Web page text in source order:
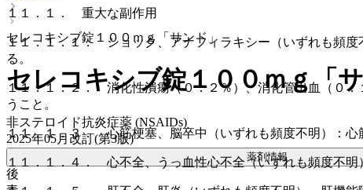
１１．１． 重大な副作用
１１．１．１． ショック、アナフィラキシー（いずれも頻
る。
１１．１．２． 消化性潰瘍（０．２％）、消化管出血（０
うこと。
１１．１．３． 心筋梗塞、脳卒中（いずれも頻度不明）：心
１１．１．４． 心不全、うっ血性心不全（いずれも頻度不明
セレコキシブ錠１００ｍｇ「サンド」
セレコキシブ錠１００ｍｇ「
非ステロイド抗炎症薬 (NSAIDs)
2025年05月改訂(第3版)
薬剤情報
後